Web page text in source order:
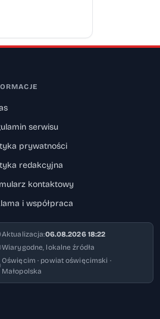
serwisu
prywatności
redakcyjna
kontaktowy
i współpraca
Aktualizacja:06.08.2026 18:22
Wiarygodne, lokalne źródła
Oświęcim · powiat oświęcimski ·
Małopolska